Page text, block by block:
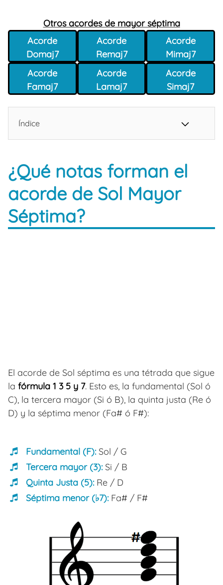
Otros acordes de mayor séptima
Acorde
Domaj7
Acorde
Remaj7
Acorde
Mimaj7
Acorde
Famaj7
Acorde
Lamaj7
Acorde
Simaj7
Índice
¿Qué notas forman el
acorde de Sol Mayor
Séptima?
El acorde de Sol séptima es una tétrada que sigue
la fórmula 1 3 5 y 7. Esto es, la fundamental (Sol ó
C), la tercera mayor (Si ó B), la quinta justa (Re ó
D) y la séptima menor (Fa# ó F#):
Fundamental (F): Sol / G
Tercera mayor (3):Si / B
Quinta Justa (5):Re / D
Séptima menor (♭7):Fa# / F#